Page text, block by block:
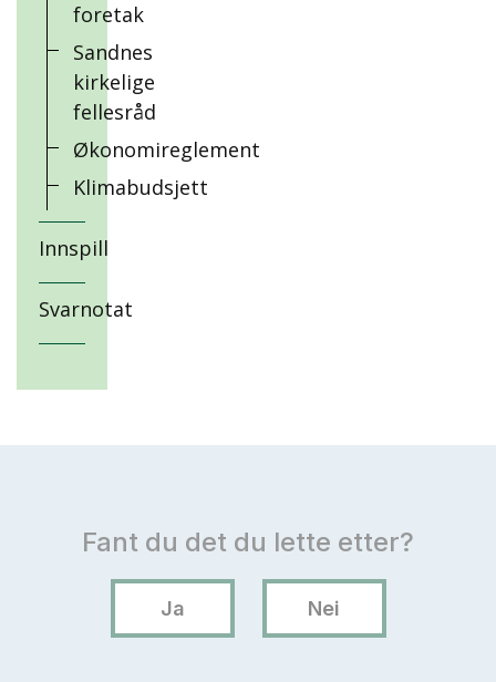
foretak
Sandnes
kirkelige
fellesråd
Økonomireglement
Klimabudsjett
Innspill
Svarnotat